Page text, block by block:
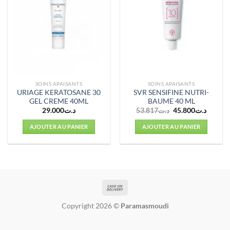
SOINS APAISANTS
URIAGE KERATOSANE 30
GEL CREME 40ML
د.ت29.000
AJOUTER AU PANIER
SOINS APAISANTS
SVR SENSIFINE NUTRI-
BAUME 40 ML
د.ت53.817
Le
initial
était :
د.ت53.817.
د.ت45.800
Le
AJOUTER AU PANIER
Copyright 2026 © Paramasmoudi